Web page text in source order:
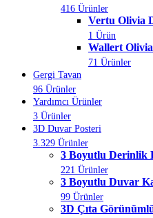
416 Ürünler
Vertu Olivia
1 Ürün
Wallert
71 Ürünler
Gergi Tavan
96 Ürünler
Yardımcı Ürünler
3 Ürünler
3D Duvar Posteri
3.329 Ürünler
3 Boyutlu Derinlik
221 Ürünler
3 Boyutlu Duvar
99 Ürünler
3D Çıta